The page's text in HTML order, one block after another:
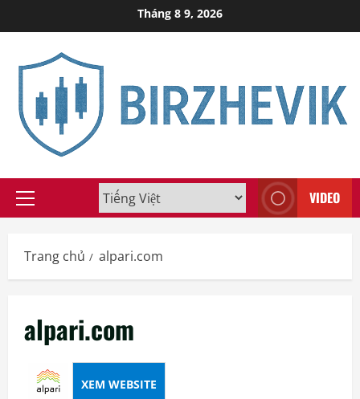
to
Tháng 8 9, 2026
Primary
VIDEO
Trang chủ alpari.com
alpari.com
XEM WEBSITE